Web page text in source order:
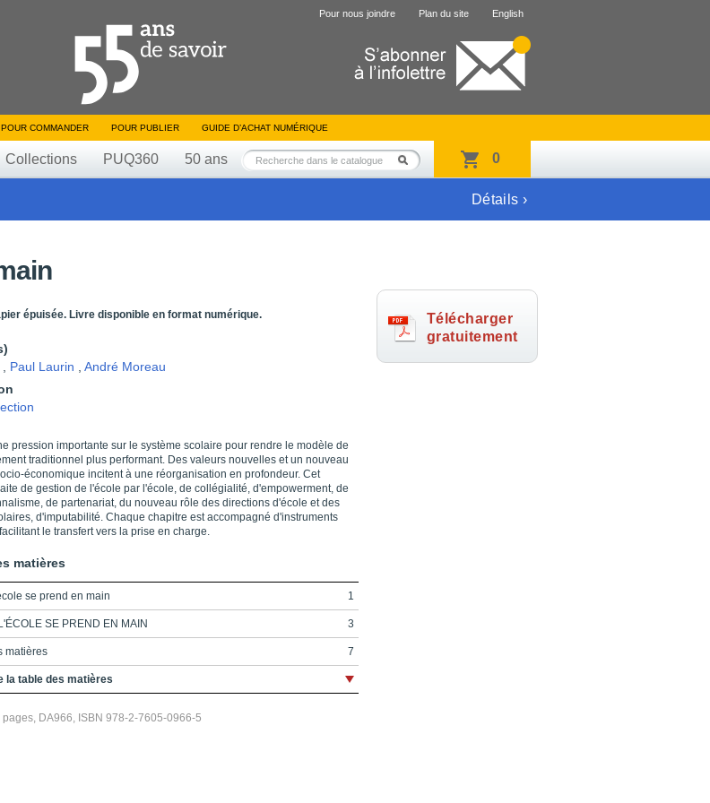
Pour nous joindre Plan du site English
POUR COMMANDER POUR PUBLIER GUIDE D’ACHAT NUMÉRIQUE
Collections PUQ360 50 ans 0
Détails ›
épuisée. Livre disponible en format numérique.
Paul Laurin
André Moreau
pression importante sur le système scolaire pour rendre le modèle de
traditionnel plus performant. Des valeurs nouvelles et un nouveau
économique incitent à une réorganisation en profondeur. Cet
de gestion de l'école par l'école, de collégialité, d'empowerment, de
de partenariat, du nouveau rôle des directions d'école et des
d'imputabilité. Chaque chapitre est accompagné d'instruments
le transfert vers la prise en charge.
matières
se prend en main 1
SE PREND EN MAIN 3
matières 7
13
la table des matières
pages, DA966, ISBN 978-2-7605-0966-5
Télécharger
gratuitement